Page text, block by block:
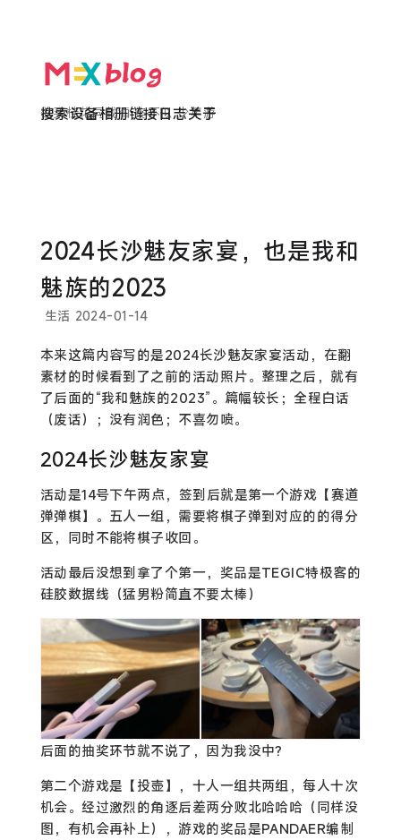
欲买桂花同载酒 终不似 少年游
搜索设备相册链接日志关于
2024长沙魅友家宴，也是我和
魅族的2023
生活 2024-01-14
本来这篇内容写的是2024长沙魅友家宴活动，在翻
素材的时候看到了之前的活动照片。整理之后，就有
了后面的“我和魅族的2023”。篇幅较长；全程白话
（废话）；没有润色；不喜勿喷。
2024长沙魅友家宴
活动是14号下午两点，签到后就是第一个游戏【赛道
弹弹棋】。五人一组，需要将棋子弹到对应的的得分
区，同时不能将棋子收回。
活动最后没想到拿了个第一，奖品是TEGIC特极客的
硅胶数据线（猛男粉简直不要太棒）
后面的抽奖环节就不说了，因为我没中?
第二个游戏是【投壶】，十人一组共两组，每人十次
机会。经过激烈的角逐后差两分败北哈哈哈（同样没
图，有机会再补上），游戏的奖品是PANDAER编制